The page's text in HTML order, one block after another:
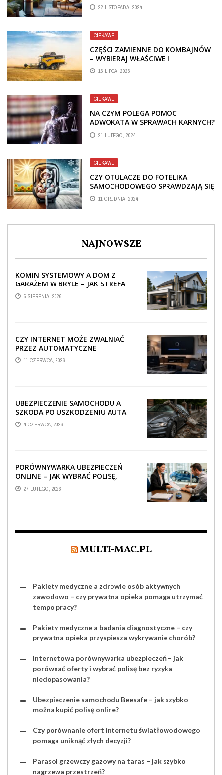
22 LISTOPADA, 2024
CIEKAWE
CZĘŚCI ZAMIENNE DO KOMBAJNÓW
– WYBIERAJ WŁAŚCIWE I
OPTYMALIZUJ WYDAJNOŚĆ SWOJEJ
MASZYNY
13 LIPCA, 2023
CIEKAWE
NA CZYM POLEGA POMOC
ADWOKATA W SPRAWACH KARNYCH?
KANCELARIA ADWOKACKA PATRYCJA
KASZUBA
21 LUTEGO, 2024
CIEKAWE
CZY OTULACZE DO FOTELIKA
SAMOCHODOWEGO SPRAWDZAJĄ SIĘ
LATEM I ZIMĄ?
11 GRUDNIA, 2024
NAJNOWSZE
KOMIN SYSTEMOWY A DOM Z
GARAŻEM W BRYLE – JAK STREFA
TECHNICZNA WPŁYWA NA
PROWADZENIE ...
5 SIERPNIA, 2026
CZY INTERNET MOŻE ZWALNIAĆ
PRZEZ AUTOMATYCZNE
AKTUALIZACJE SYSTEMÓW SMART
TV?
11 CZERWCA, 2026
UBEZPIECZENIE SAMOCHODU A
SZKODA PO USZKODZENIU AUTA
PRZEZ SPADAJĄCY FRAGMENT
OGRODZENIA
4 CZERWCA, 2026
PORÓWNYWARKA UBEZPIECZEŃ
ONLINE – JAK WYBRAĆ POLISĘ,
KTÓRA REALNIE CHRONI TWÓJ
MAJĄTEK?
27 LUTEGO, 2026
MULTI-MAC.PL
Pakiety medyczne a zdrowie osób aktywnych
zawodowo – czy prywatna opieka pomaga utrzymać
tempo pracy?
Pakiety medyczne a badania diagnostyczne – czy
prywatna opieka przyspiesza wykrywanie chorób?
Internetowa porównywarka ubezpieczeń – jak
porównać oferty i wybrać polisę bez ryzyka
niedopasowania?
Ubezpieczenie samochodu Beesafe – jak szybko
można kupić polisę online?
Czy porównanie ofert internetu światłowodowego
pomaga uniknąć złych decyzji?
Parasol grzewczy gazowy na taras – jak szybko
nagrzewa przestrzeń?